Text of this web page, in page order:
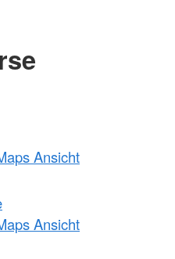
Ansicht
Ansicht